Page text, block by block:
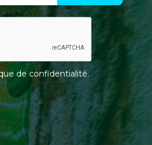
de confidentialité.